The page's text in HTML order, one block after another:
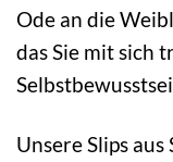
Ode an die
das Sie mit sich
Unsere Slips